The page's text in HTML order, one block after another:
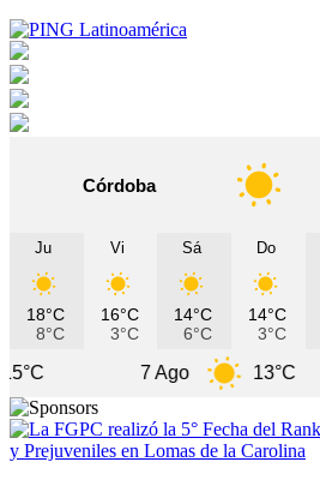
Córdoba
Ju
18°C
8°C
Vi
16°C
3°C
Sá
14°C
6°C
Do
14°C
3°C
13°C